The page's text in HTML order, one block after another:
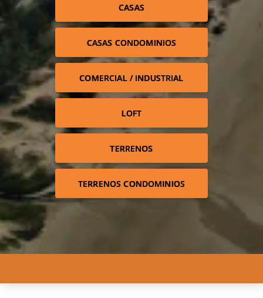
CASAS
CASAS CONDOMINIOS
COMERCIAL / INDUSTRIAL
LOFT
TERRENOS
TERRENOS CONDOMINIOS